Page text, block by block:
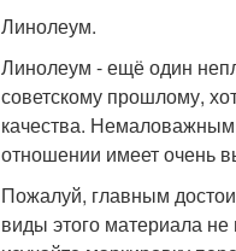
Линолеум.
Линолеум - ещё один
советскому прошлому,
качества. Немаловажным
отношении имеет очень
Пожалуй, главным
виды этого материала